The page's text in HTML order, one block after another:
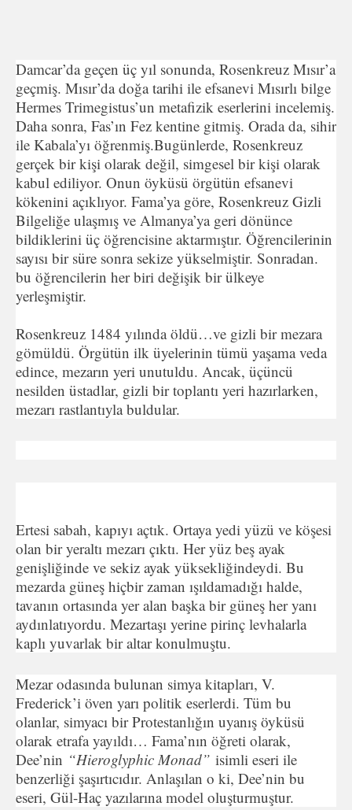
Damcar’da geçen üç yıl sonunda, Rosenkreuz Mısır’a
geçmiş. Mısır’da doğa tarihi ile efsanevi Mısırlı bilge
Hermes Trimegistus’un metafizik eserlerini incelemiş.
Daha sonra, Fas’ın Fez kentine gitmiş. Orada da, sihir
ile Kabala’yı öğrenmiş.Bugünlerde, Rosenkreuz
gerçek bir kişi olarak değil, simgesel bir kişi olarak
kabul ediliyor. Onun öyküsü örgütün efsanevi
kökenini açıklıyor. Fama’ya göre, Rosenkreuz Gizli
Bilgeliğe ulaşmış ve Almanya’ya geri dönünce
bildiklerini üç öğrencisine aktarmıştır. Öğrencilerinin
sayısı bir süre sonra sekize yükselmiştir. Sonradan.
bu öğrencilerin her biri değişik bir ülkeye
yerleşmiştir.
Rosenkreuz 1484 yılında öldü…ve gizli bir mezara
gömüldü. Örgütün ilk üyelerinin tümü yaşama veda
edince, mezarın yeri unutuldu. Ancak, üçüncü
nesilden üstadlar, gizli bir toplantı yeri hazırlarken,
mezarı rastlantıyla buldular.
Ertesi sabah, kapıyı açtık. Ortaya yedi yüzü ve köşesi
olan bir yeraltı mezarı çıktı. Her yüz beş ayak
genişliğinde ve sekiz ayak yüksekliğindeydi. Bu
mezarda güneş hiçbir zaman ışıldamadığı halde,
tavanın ortasında yer alan başka bir güneş her yanı
aydınlatıyordu. Mezartaşı yerine pirinç levhalarla
kaplı yuvarlak bir altar konulmuştu.
Mezar odasında bulunan simya kitapları, V.
Frederick’i öven yarı politik eserlerdi. Tüm bu
olanlar, simyacı bir Protestanlığın uyanış öyküsü
olarak etrafa yayıldı… Fama’nın öğreti olarak,
Dee’nin “Hieroglyphic Monad” isimli eseri ile
benzerliği şaşırtıcıdır. Anlaşılan o ki, Dee’nin bu
eseri, Gül-Haç yazılarına model oluşturmuştur.